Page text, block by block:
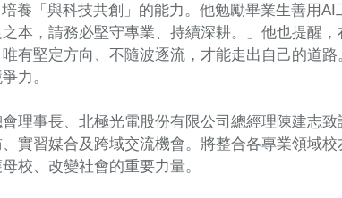
養「與科技共創」的能力。他勉勵畢業生善用
本，請務必堅守專業、持續深耕。」他也提醒
有堅定方向、不隨波逐流，才能走出自己的道
力。
理事長、北極光電股份有限公司總經理陳建志
實習媒合及跨域交流機會。將整合各專業領域
校、改變社會的重要力量。